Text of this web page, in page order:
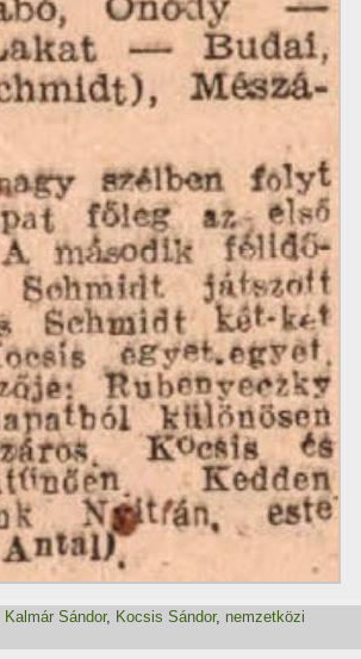
Kalmár Sándor, Kocsis Sándor, nemzetközi